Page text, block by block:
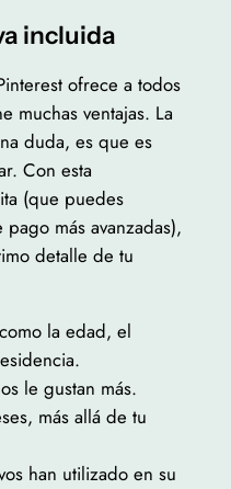
incluida
ofrece a todos
muchas ventajas. La
duda, es que es
Con esta
(que puedes
más avanzadas),
detalle de tu
la edad, el
le gustan más.
más allá de tu
han utilizado en su